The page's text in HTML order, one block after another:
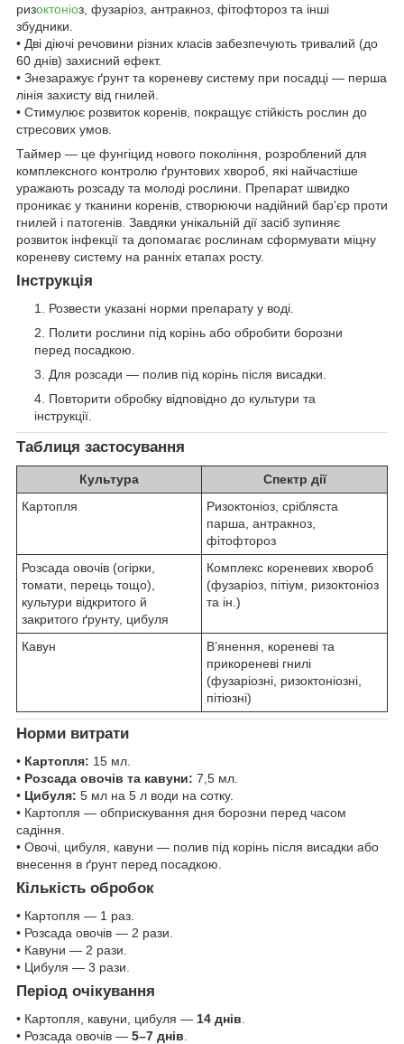
ризоктоніоз, фузаріоз, антракноз, фітофтороз та інші
збудники.
• Дві діючі речовини різних класів забезпечують тривалий (до
60 днів) захисний ефект.
• Знезаражує ґрунт та кореневу систему при посадці — перша
лінія захисту від гнилей.
• Стимулює розвиток коренів, покращує стійкість рослин до
стресових умов.
Таймер — це фунгіцид нового покоління, розроблений для
комплексного контролю ґрунтових хвороб, які найчастіше
уражають розсаду та молоді рослини. Препарат швидко
проникає у тканини коренів, створюючи надійний бар’єр проти
гнилей і патогенів. Завдяки унікальній дії засіб зупиняє
розвиток інфекції та допомагає рослинам сформувати міцну
кореневу систему на ранніх етапах росту.
Інструкція
Розвести указані норми препарату у воді.
Полити рослини під корінь або обробити борозни
перед посадкою.
Для розсади — полив під корінь після висадки.
Повторити обробку відповідно до культури та
інструкції.
Таблиця застосування
Культура
Спектр дії
Картопля
Ризоктоніоз, срібляста
парша, антракноз,
фітофтороз
Розсада овочів (огірки,
томати, перець тощо),
культури відкритого й
закритого ґрунту, цибуля
Комплекс кореневих хвороб
(фузаріоз, пітіум, ризоктоніоз
та ін.)
Кавун
В’янення, кореневі та
прикореневі гнилі
(фузаріозні, ризоктоніозні,
пітіозні)
Норми витрати
• Картопля: 15 мл.
• Розсада овочів та кавуни: 7,5 мл.
• Цибуля: 5 мл на 5 л води на сотку.
• Картопля — обприскування дня борозни перед часом
садіння.
• Овочі, цибуля, кавуни — полив під корінь після висадки або
внесення в ґрунт перед посадкою.
Кількість обробок
• Картопля — 1 раз.
• Розсада овочів — 2 рази.
• Кавуни — 2 рази.
• Цибуля — 3 рази.
Період очікування
• Картопля, кавуни, цибуля — 14 днів
• Розсада овочів — 5–7 днів